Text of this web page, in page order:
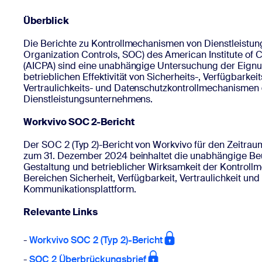
Auf dem Desktop installieren
Download-Center
Kontakt aufnehmen
+1.888.799.9666/+1.888.303.1012
Überblick
Die Berichte zu Kontrollmechanismen von
Organization Controls, SOC) des American Institute of
(AICPA) sind eine unabhängige Untersuchung der
betrieblichen Effektivität von Sicherheits-,
Vertraulichkeits- und Datenschutzkontrollmechanismen
Dienstleistungsunternehmens.
Workvivo SOC 2-Bericht
Der SOC 2 (Typ 2)-Bericht von Workvivo für den
zum 31. Dezember 2024 beinhaltet die unabhängige
Gestaltung und betrieblicher Wirksamkeit der
Bereichen Sicherheit, Verfügbarkeit, Vertraulichkeit
Kommunikationsplattform.
Relevante Links
-Workvivo SOC 2 (Typ 2)-Bericht
-SOC 2 Überbrückungsbrief